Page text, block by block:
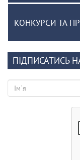
КОНКУРСИ ТА
ПІДПИСАТИСЬ